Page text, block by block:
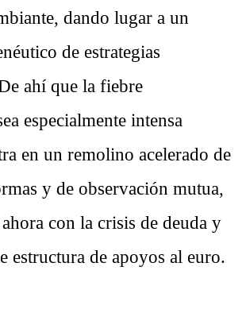
dando lugar a un
de estrategias
ahí que la fiebre
especialmente intensa
en un remolino acelerado de
y de observación mutua,
con la crisis de deuda y
estructura de apoyos al euro.